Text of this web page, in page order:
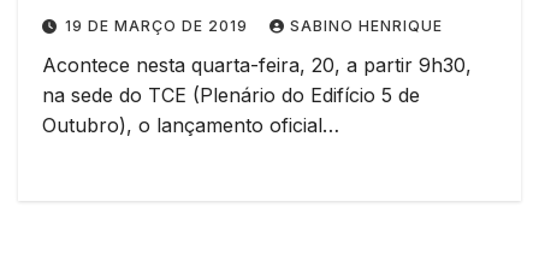
19 DE MARÇO DE 2019 SABINO HENRIQUE
Acontece nesta quarta-feira, 20, a partir 9h30,
na sede do TCE (Plenário do Edifício 5 de
Outubro), o lançamento oficial…